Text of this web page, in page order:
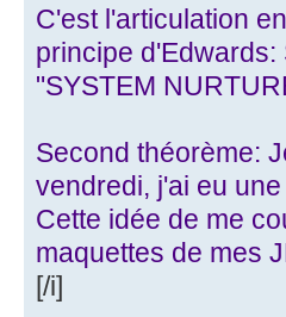
C'est l'articulation
principe d'Edwards:
"SYSTEM
Second théorème:
vendredi, j'ai eu
Cette idée de me
maquettes de mes
[/i]